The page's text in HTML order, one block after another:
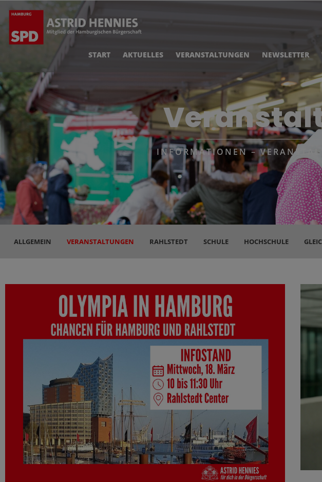
START AKTUELLES VERANSTALTUNGEN NEWSLETTER
INFORMATIONEN –
ALLGEMEIN VERANSTALTUNGEN RAHLSTEDT SCHULE HOCHSCHULE